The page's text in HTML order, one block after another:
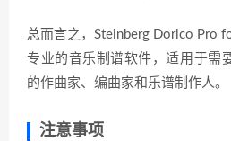
总而言之，Steinberg Dorico Pro
专业的音乐制谱软件，适用于需
的作曲家、编曲家和乐谱制作人。
注意事项